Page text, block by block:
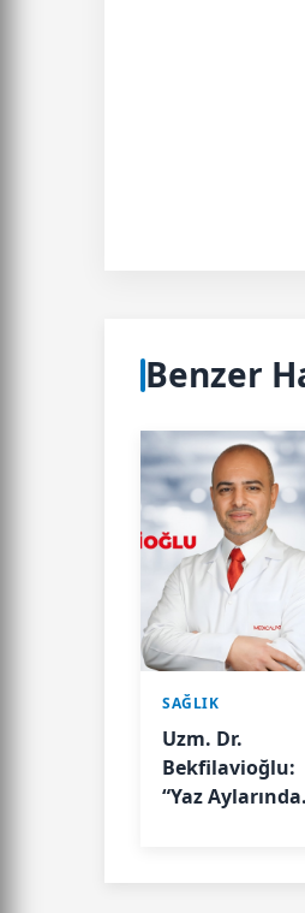
Benzer
SAĞLIK
Uzm. Dr.
Bekfilavioğlu:
“Yaz Aylarında